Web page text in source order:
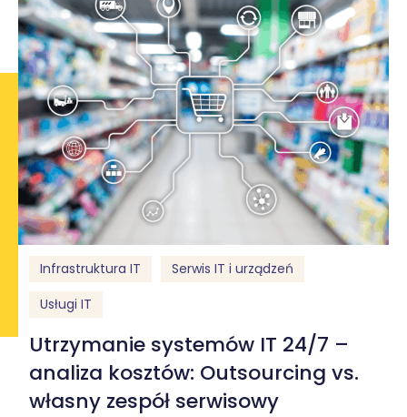
Infrastruktura IT
Serwis IT i urządzeń
Usługi IT
Utrzymanie systemów IT 24/7 –
analiza kosztów: Outsourcing vs.
własny zespół serwisowy